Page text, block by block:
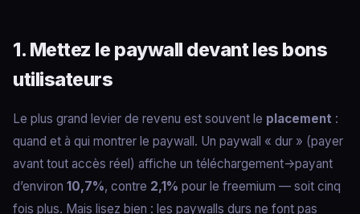
1. Mettez le paywall devant les bons
utilisateurs
Le plus grand levier de revenu est souvent le placement :
quand et à qui montrer le paywall. Un paywall « dur » (payer
avant tout accès réel) affiche un téléchargement→payant
d’environ 10,7%, contre 2,1% pour le freemium — soit cinq
fois plus. Mais lisez bien : les paywalls durs ne font pas